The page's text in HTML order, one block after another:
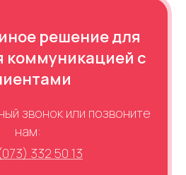
решение для
коммуникацией с
звонок или позвоните
нам:
332 50 13